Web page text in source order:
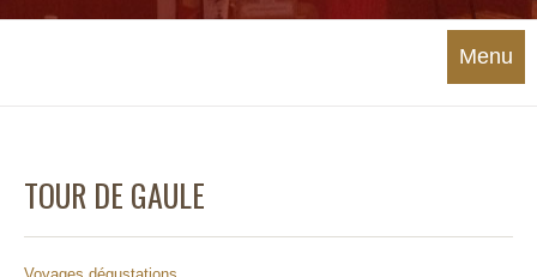
Menu
TOUR DE GAULE